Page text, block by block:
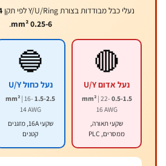
נעלי כבל מבודדות בצורת Y/U/Ring לפי תקן 46234
.
🔴
נעל אדום U/Y
| 22-
שקעי תאורה,
ממסרים, PLC
🔵
נעל כחול U/Y
| 16-
שקעי 16A, מזגנים